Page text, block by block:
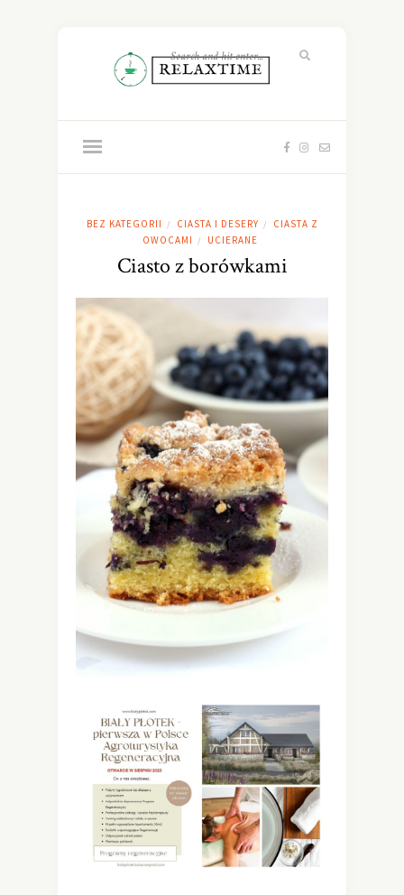
BEZ KATEGORII / CIASTA I DESERY /
CIASTA Z
OWOCAMI
/ UCIERANE
Ciasto z borówkami